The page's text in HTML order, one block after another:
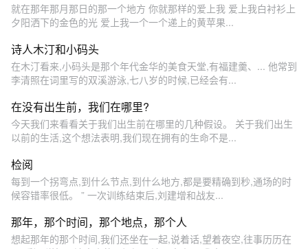
就在那年那月那日的那一个地方 你就那样的爱上我 爱上我白衬衫上
夕阳洒下的金色的光 爱上我一个一个递上的黄苹果...
诗人木汀和小码头
在木汀看来,小码头是那个年代金华的美食天堂,有福建羹、... 他常到
李清照在词里写的双溪游泳,七八岁的时候,已经会有...
在没有出生前，我们在哪里?
今天我们来看看关于我们出生前在哪里的几种假设。 关于我们出生
以前的生活,这个想法表明,我们现在拥有的生命不是...
检阅
每到一个拐弯点,到什么节点,到什么地方,都是要精确到秒,通场的时
候容错率很低。 ” 一次训练结束后,刘建增和战友...
那年，那个时间，那个地点，那个人
想起那年的那个时间,我们还坐在一起,说着话,望着夜空,往事历历在